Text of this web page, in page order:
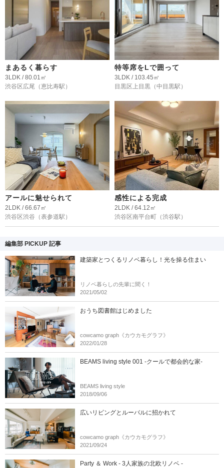
まあるく暮らす
3LDK / 80.01㎡
渋谷区広尾 （恵比寿駅）
特等席をLで囲って
3LDK / 103.45㎡
目黒区上目黒 （中目黒駅）
アールに魅せられて
2LDK / 66.67㎡
渋谷区渋谷 （表参道駅）
感性による完成
2LDK / 64.12㎡
渋谷区南平台町 （渋谷駅）
編集部 PICKUP 記事
建築家とつくるリノベ暮らし！光を操る住まい
リノベ暮らしの先輩に聞く！
2021/05/02
おうち図書館はじめました
cowcamo graph《カウカモグラフ》
2022/01/28
BEAMS living style 001 -クールで都会的な家-
BEAMS living style
2018/09/06
広いリビングとルーバルに招かれて
cowcamo graph《カウカモグラフ》
2021/09/24
Party ＆ Work - 3人家族の北欧リノベ -